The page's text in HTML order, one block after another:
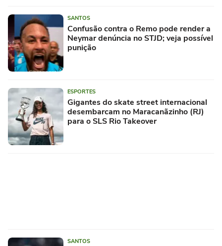
SANTOS
Confusão contra o Remo pode render a
Neymar denúncia no STJD; veja possível
punição
ESPORTES
Gigantes do skate street internacional
desembarcam no Maracanãzinho (RJ)
para o SLS Rio Takeover
SANTOS